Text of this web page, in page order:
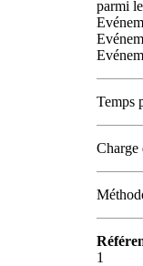
parmi
Temps
Charge
1